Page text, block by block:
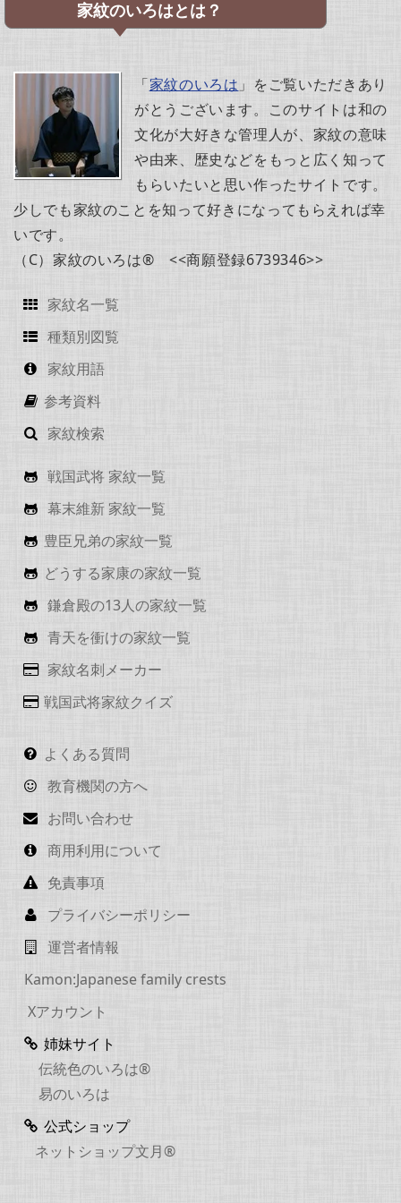
家紋のいろはとは？
「家紋のいろは 」をご覧いただきあり
がとうございます。このサイトは和の
文化が大好きな管理人が、家紋の意味
や由来、歴史などをもっと広く知って
もらいたいと思い作ったサイトです。
少しでも家紋のことを知って好きになってもらえれば幸
いです。
（C）家紋のいろは® <<商願登録6739346>>
家紋名一覧
種類別図覧
家紋用語
参考資料
家紋検索
戦国武将 家紋一覧
幕末維新 家紋一覧
豊臣兄弟の家紋一覧
どうする家康の家紋一覧
鎌倉殿の13人の家紋一覧
青天を衝けの家紋一覧
家紋名刺メーカー
戦国武将家紋クイズ
よくある質問
教育機関の方へ
お問い合わせ
商用利用について
免責事項
プライバシーポリシー
運営者情報
Kamon:Japanese family crests
Xアカウント
姉妹サイト
伝統色のいろは®
易のいろは
公式ショップ
ネットショップ文月®